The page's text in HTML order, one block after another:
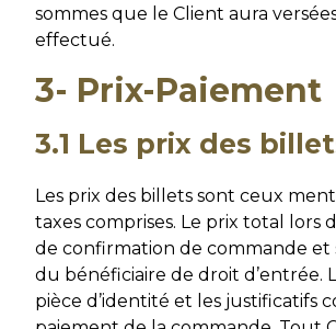
sommes que le Client aura
effectué.
3- Prix-Paiement
3.1 Les prix des
Les prix des billets sont ceux
taxes comprises. Le prix total lors
de confirmation de commande et
du bénéficiaire de droit d’entrée.
pièce d’identité et les justificatifs